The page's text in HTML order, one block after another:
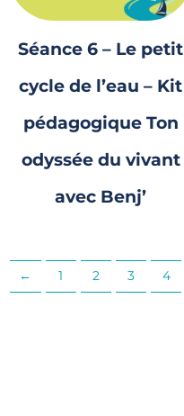
Séance 6 – Le petit
cycle de l’eau – Kit
pédagogique Ton
odyssée du vivant
avec Benj’
← 1 2 3 4